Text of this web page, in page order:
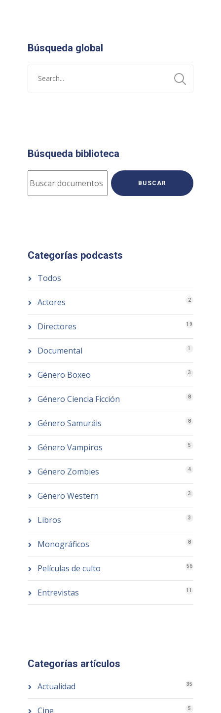
Búsqueda global
Búsqueda biblioteca
BUSCAR
Categorías podcasts
Todos
Actores 2
Directores 19
Documental 1
Género Boxeo 3
Género Ciencia Ficción 8
Género Samuráis 8
Género Vampiros 5
Género Zombies 4
Género Western 3
Libros 3
Monográficos 8
Películas de culto 56
Entrevistas 11
Categorías artículos
Actualidad 35
Cine 5